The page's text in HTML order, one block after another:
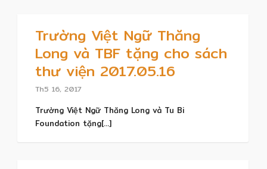
Trường Việt Ngữ Thăng
Long và TBF tặng cho sách
thư viện 2017.05.16
Th5 16, 2017
Trường Việt Ngữ Thăng Long và Tu Bi
Foundation tặng[...]